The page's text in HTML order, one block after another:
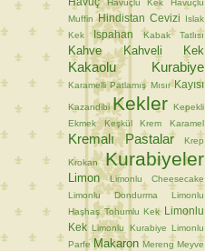
Muffin Hindistan Cevizi
Islak
Kek
Ispahan Kabak Tatlısı
Kahve Kahveli Kek
Kakaolu Kurabiye
Karamelli Patlamış Mısır Kayısı
Kazandibi Kekler Kepekli
Ekmek
Keşkül Krem Karamel
Kremalı Pastalar Krep
Krokan Kurabiyeler
Limon
Limonlu Cheesecake
Limonlu Dondurma
Limonlu
Haşhaş Tohumlu Kek
Limonlu
Kek Limonlu Kurabiye Limonlu
Parfe Makaron Mereng Meyve